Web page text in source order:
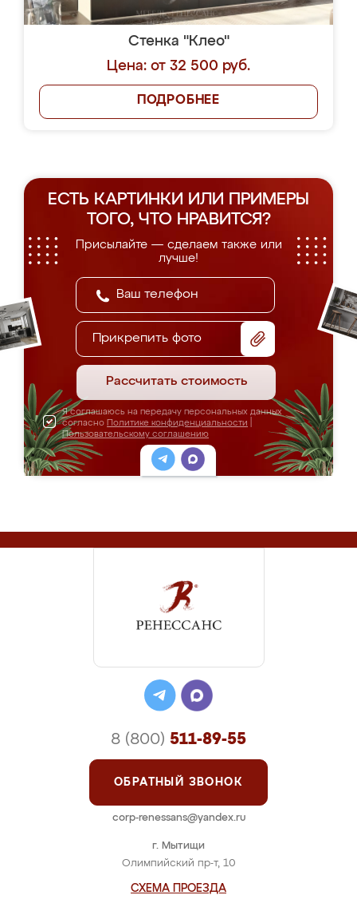
Стенка "Клео"
Цена: от 32 500 руб.
ПОДРОБНЕЕ
ЕСТЬ КАРТИНКИ ИЛИ ПРИМЕРЫ
ТОГО, ЧТО НРАВИТСЯ?
Присылайте — сделаем также или
лучше!
Прикрепить фото
Рассчитать стоимость
Я соглашаюсь на передачу персональных данных
согласно Политике конфиденциальности
Пользовательскому соглашению
г. Мытищи
Олимпийский пр-т, 10
СХЕМА ПРОЕЗДА
8 (800) 511-89-55
ОБРАТНЫЙ ЗВОНОК
corp-renessans@yandex.ru